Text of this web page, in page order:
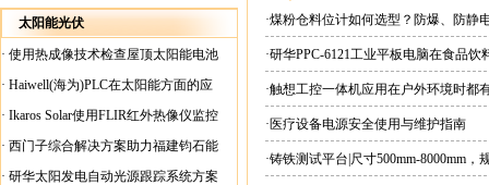
太阳能光伏
· 使用热成像技术检查屋顶太阳能电池
板
· Haiwell(海为)PLC在太阳能方面的应
用
· Ikaros Solar使用FLIR红外热像仪监控
已装太阳能电池板
· 西门子综合解决方案助力福建钧石能
源飞速发展
· 研华太阳发电自动光源跟踪系统方案
·煤粉仓料位计如何选型？防爆、防静
·研华PPC-6121工业平板电脑在食品
·触想工控一体机应用在户外环境时都
·医疗设备电源安全使用与维护指南
·铸铁测试平台|尺寸500mm-8000mm，